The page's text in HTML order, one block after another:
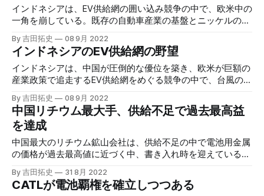
インドネシアは、EV供給網の囲い込み競争の中で、欧米中の
一角を崩している。既存の自動車産業の基盤とニッケルの産
出・精錬プロセスが世界的プレイヤーを惹き付けている。
By 吉田拓史 08 9月 2022
インドネシアのEV供給網の野望
インドネシアは、中国が圧倒的な優位を築き、欧米が巨額の
産業政策で追走するEV供給網をめぐる競争の中で、台風の目
となっている。この特集記事ではEV大国化を目論む同国の野
心とその政策について詳述している。
By 吉田拓史 08 9月 2022
中国リチウム最大手、供給不足で過去最高益
を達成
中国最大のリチウム鉱山会社は、供給不足の中で電池用金属
の価格が過去最高値に近づく中、書き入れ時を迎えている。
天斉リチウムの上半期純利益は前年同期比約1万2,000％増の
103億元（約2,060億円）で、過去最高をマークした。
By 吉田拓史 31 8月 2022
CATLが電池覇権を確立しつつある